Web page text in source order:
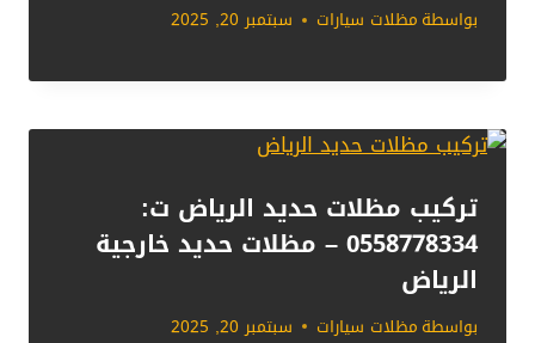
بواسطة مظلات سيارات سبتمبر 20, 2025
تركيب مظلات حديد الرياض ت:
0558778334 – مظلات حديد خارجية
الرياض
بواسطة مظلات سيارات سبتمبر 20, 2025